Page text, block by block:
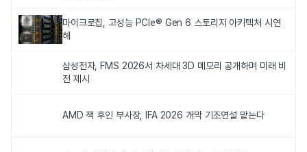
마이크로칩, 고성능 PCIe® Gen 6 스토리지 아키텍처 시연
해
삼성전자, FMS 2026서 차세대 3D 메모리 공개하며 미래 비
전 제시
AMD 잭 후인 부사장, IFA 2026 개막 기조연설 맡는다